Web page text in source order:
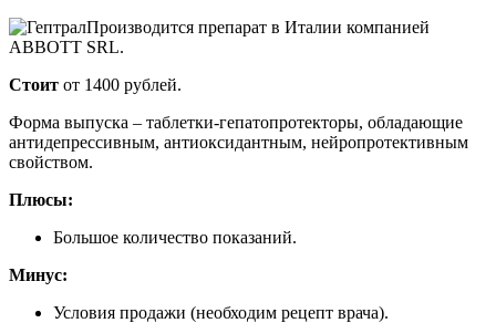
Производится препарат в Италии компанией
ABBOTT SRL.
Стоит от 1400 рублей.
Форма выпуска – таблетки-гепатопротекторы, обладающие
антидепрессивным, антиоксидантным, нейропротективным
свойством.
Плюсы:
Большое количество показаний.
Минус:
Условия продажи (необходим рецепт врача).